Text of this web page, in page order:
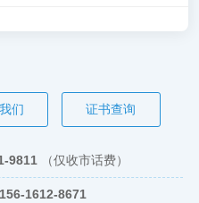
们 证书查询
9811 （仅收市话费）
156-1612-8671